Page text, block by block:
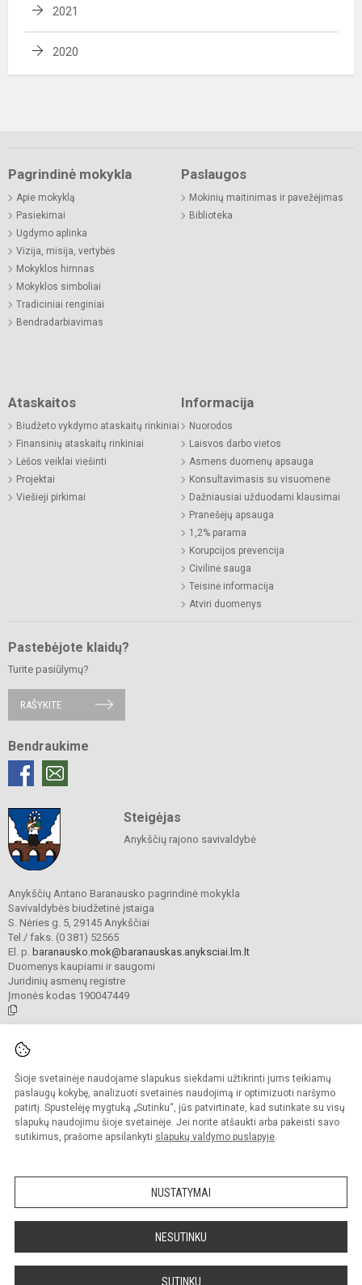
Šioje svetainėje naudojame slapukus siekdami užtikrinti jums teikiamų
paslaugų kokybę, analizuoti svetainės naudojimą ir optimizuoti naršymo
patirtį. Spustelėję mygtuką „Sutinku“, jūs patvirtinate, kad sutinkate su visų
slapukų naudojimu šioje svetainėje. Jei norite atšaukti arba pakeisti savo
sutikimus, prašome apsilankyti slapukų valdymo puslapyje.
NUSTATYMAI
NESUTINKU
SUTINKU
2021
2020
Pagrindinė mokykla
Apie mokyklą
Pasiekimai
Ugdymo aplinka
Vizija, misija, vertybės
Mokyklos himnas
Mokyklos simboliai
Tradiciniai renginiai
Bendradarbiavimas
Paslaugos
Mokinių maitinimas ir pavežėjimas
Biblioteka
Ataskaitos
Biudžeto vykdymo ataskaitų rinkiniai
Finansinių ataskaitų rinkiniai
Lėšos veiklai viešinti
Projektai
Viešieji pirkimai
Informacija
Nuorodos
Laisvos darbo vietos
Asmens duomenų apsauga
Konsultavimasis su visuomene
Dažniausiai užduodami klausimai
Pranešėjų apsauga
1,2% parama
Korupcijos prevencija
Civilinė sauga
Teisinė informacija
Atviri duomenys
Pastebėjote klaidų?
Turite pasiūlymų?
RAŠYKITE
Bendraukime
Steigėjas
Anykščių rajono savivaldybė
Anykščių Antano Baranausko pagrindinė mokykla
Savivaldybės biudžetinė įstaiga
S. Nėries g. 5, 29145 Anykščiai
Tel./ faks. (0 381) 52565
El. p. baranausko.mok@baranauskas.anyksciai.lm.lt
Duomenys kaupiami ir saugomi
Juridinių asmenų registre
Įmonės kodas 190047449
Kopijuoti turinį be raštiško mokyklos administracijos sutikimo griežtai
draudžiama.
Prieinamumo paraiška Slapukų valdymas
Sumanus būdas atnaujinti